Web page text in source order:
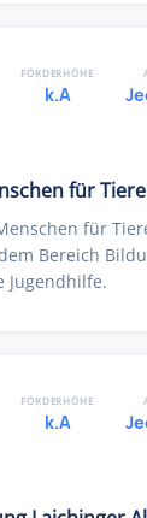
für Tiere
für
Bereich
Jugendhilfe.
FÖRDERHÖHE
k.A
FÖRDERHÖHE
k.A